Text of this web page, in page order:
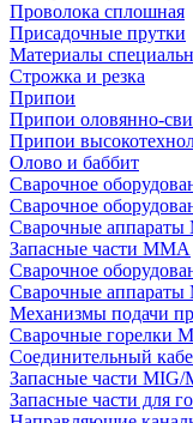
Проволока сплошная
Присадочные прутки
Материалы
Строжка и резка
Припои
Припои оловянно-
Припои
Олово и баббит
Сварочное
Сварочное
Сварочные аппараты
Запасные части MMA
Сварочное
Сварочные
Механизмы подачи
Сварочные горелки
Соединительный
Запасные части MIG/
Запасные части для